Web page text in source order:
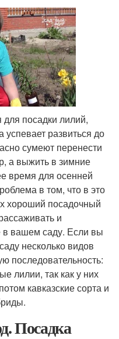
посадки лилий,
успевает развиться до
сумеют перенести
а выжить в зимние
время для осенней
в том, что в это
хороший посадочный
и
в вашем саду. Если вы
несколько видов
последовательность:
лилии, так как у них
кавказские сорта и
Посадка